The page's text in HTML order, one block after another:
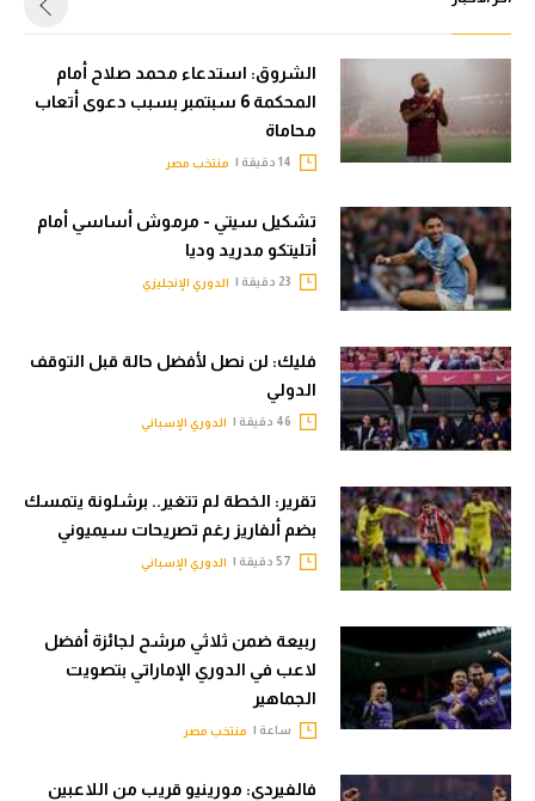
الشروق: استدعاء محمد صلاح أمام
المحكمة 6 سبتمبر بسبب دعوى أتعاب
محاماة
منتخب مصر
تشكيل سيتي - مرموش أساسي أمام
أتليتكو مدريد وديا
الدوري الإنجليزي
فليك: لن نصل لأفضل حالة قبل التوقف
الدولي
الدوري الإسباني
تقرير: الخطة لم تتغير.. برشلونة يتمسك
بضم ألفاريز رغم تصريحات سيميوني
الدوري الإسباني
ربيعة ضمن ثلاثي مرشح لجائزة أفضل
لاعب في الدوري الإماراتي بتصويت
الجماهير
ساعة | منتخب مصر
فالفيردي: مورينيو قريب من اللاعبين